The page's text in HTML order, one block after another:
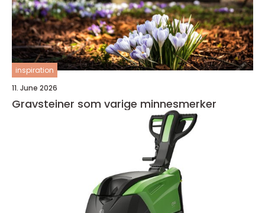
inspiration
11. June 2026
Gravsteiner som varige minnesmerker